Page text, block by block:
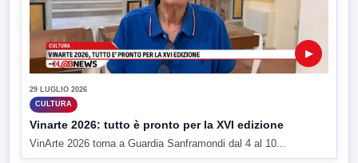
▶
29 LUGLIO 2026
CULTURA
Vinarte 2026: tutto è pronto per la XVI edizione
VinArte 2026 torna a Guardia Sanframondi dal 4 al 10...